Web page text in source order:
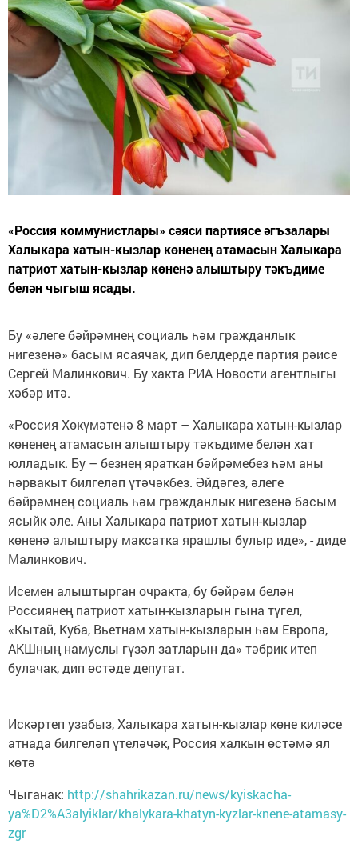
«Россия коммунистлары» сәяси партиясе әгъзалары
Халыкара хатын-кызлар көненең атамасын Халыкара
патриот хатын-кызлар көненә алыштыру тәкъдиме
белән чыгыш ясады.
Бу «әлеге бәйрәмнең социаль һәм гражданлык
нигезенә» басым ясаячак, дип белдерде партия рәисе
Сергей Малинкович. Бу хакта РИА Новости агентлыгы
хәбәр итә.
«Россия Хөкүмәтенә 8 март – Халыкара хатын-кызлар
көненең атамасын алыштыру тәкъдиме белән хат
юлладык. Бу – безнең яраткан бәйрәмебез һәм аны
һәрвакыт билгеләп үтәчәкбез. Әйдәгез, әлеге
бәйрәмнең социаль һәм гражданлык нигезенә басым
ясыйк әле. Аны Халыкара патриот хатын-кызлар
көненә алыштыру максатка ярашлы булыр иде», - диде
Малинкович.
Исемен алыштырган очракта, бу бәйрәм белән
Россиянең патриот хатын-кызларын гына түгел,
«Кытай, Куба, Вьетнам хатын-кызларын һәм Европа,
АКШның намуслы гүзәл затларын да» тәбрик итеп
булачак, дип өстәде депутат.
Искәртеп узабыз, Халыкара хатын-кызлар көне киләсе
атнада билгеләп үтеләчәк, Россия халкын өстәмә ял
көтә
Чыганак: http://shahrikazan.ru/news/kyiskacha-
ya%D2%A3alyiklar/khalykara-khatyn-kyzlar-knene-atamasy-
zgr